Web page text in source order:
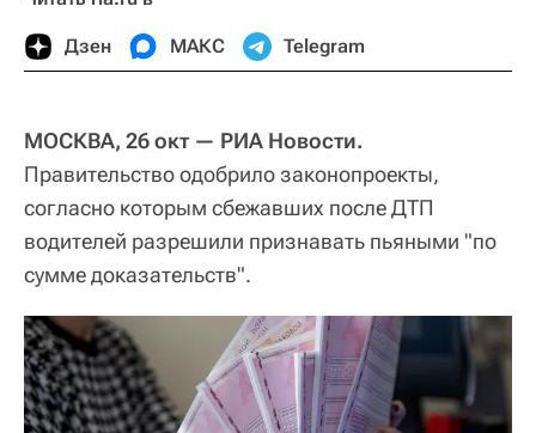
Дзен МАКС Telegram
МОСКВА, 26 окт — РИА Новости.
Правительство одобрило законопроекты,
согласно которым сбежавших после ДТП
водителей разрешили признавать пьяными "по
сумме доказательств".